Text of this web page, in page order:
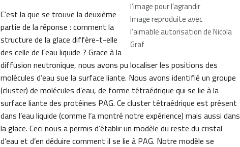
l’image pour l’agrandir
Image reproduite avec
l’aimable autorisation de Nicola
Graf
C’est la que se trouve la deuxième
partie de la réponse : comment la
structure de la glace diffère-t-elle
des celle de l´eau liquide ? Grace à la
diffusion neutronique, nous avons pu localiser les positions des
molécules d’eau sue la surface liante. Nous avons identifié un groupe
(cluster) de molécules d’eau, de forme tétraédrique qui se lie à la
surface liante des protéines PAG. Ce cluster tétraédrique est présent
dans l’eau liquide (comme l’a montré notre expérience) mais aussi dans
la glace. Ceci nous a permis d’établir un modèle du reste du cristal
d’eau et d’en déduire comment il se lie à PAG. Notre modèle se